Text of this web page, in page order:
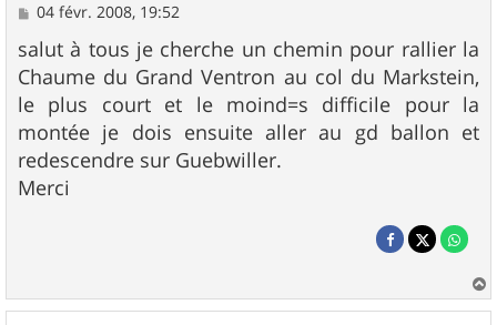
M
s
s
a
g
e
04 févr. 2008, 19:52
salut à tous je cherche un chemin pour rallier la
Chaume du Grand Ventron au col du Markstein,
le plus court et le moind=s difficile pour la
montée je dois ensuite aller au gd ballon et
redescendre sur Guebwiller.
Merci
a